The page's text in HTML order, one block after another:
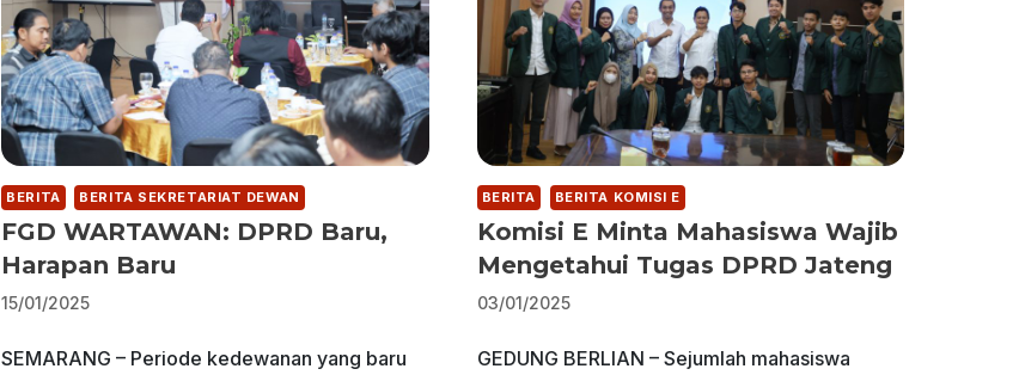
BERITA BERITA SEKRETARIAT DEWAN
FGD WARTAWAN: DPRD Baru,
Harapan Baru
15/01/2025
SEMARANG – Periode kedewanan yang baru
BERITA BERITA KOMISI E
Komisi E Minta Mahasiswa Wajib
Mengetahui Tugas DPRD Jateng
03/01/2025
GEDUNG BERLIAN – Sejumlah mahasiswa